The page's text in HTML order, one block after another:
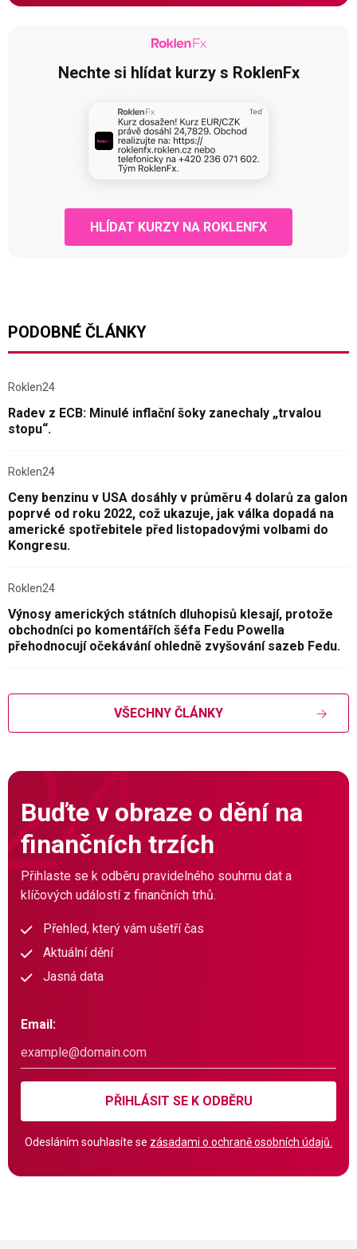
Nechte si hlídat kurzy s RoklenFx
HLÍDAT KURZY NA ROKLENFX
PODOBNÉ ČLÁNKY
Roklen24
Radev z ECB: Minulé inflační šoky zanechaly „trvalou
stopu“.
Roklen24
Ceny benzinu v USA dosáhly v průměru 4 dolarů za galon
poprvé od roku 2022, což ukazuje, jak válka dopadá na
americké spotřebitele před listopadovými volbami do
Kongresu.
Roklen24
Výnosy amerických státních dluhopisů klesají, protože
obchodníci po komentářích šéfa Fedu Powella
přehodnocují očekávání ohledně zvyšování sazeb Fedu.
VŠECHNY ČLÁNKY
Buďte v obraze o dění na
finančních trzích
Přihlaste se k odběru pravidelného souhrnu dat a
klíčových událostí z finančních trhů.
Přehled, který vám ušetří čas
Aktuální dění
Jasná data
Email:
PŘIHLÁSIT SE K ODBĚRU
Odesláním souhlasíte se zásadami o ochraně osobních údajů.